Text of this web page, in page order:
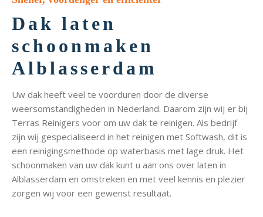
Dak laten
schoonmaken
Alblasserdam
Uw dak heeft veel te voorduren door de diverse
weersomstandigheden in Nederland. Daarom zijn wij er bij
Terras Reinigers voor om uw dak te reinigen. Als bedrijf
zijn wij gespecialiseerd in het reinigen met Softwash, dit is
een reinigingsmethode op waterbasis met lage druk. Het
schoonmaken van uw dak kunt u aan ons over laten in
Alblasserdam en omstreken en met veel kennis en plezier
zorgen wij voor een gewenst resultaat.